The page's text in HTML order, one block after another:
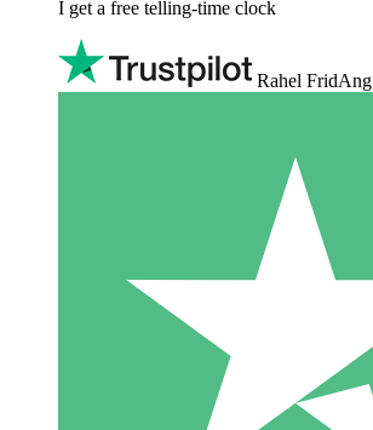
I get a free telling-time clock
Rahel FridAng